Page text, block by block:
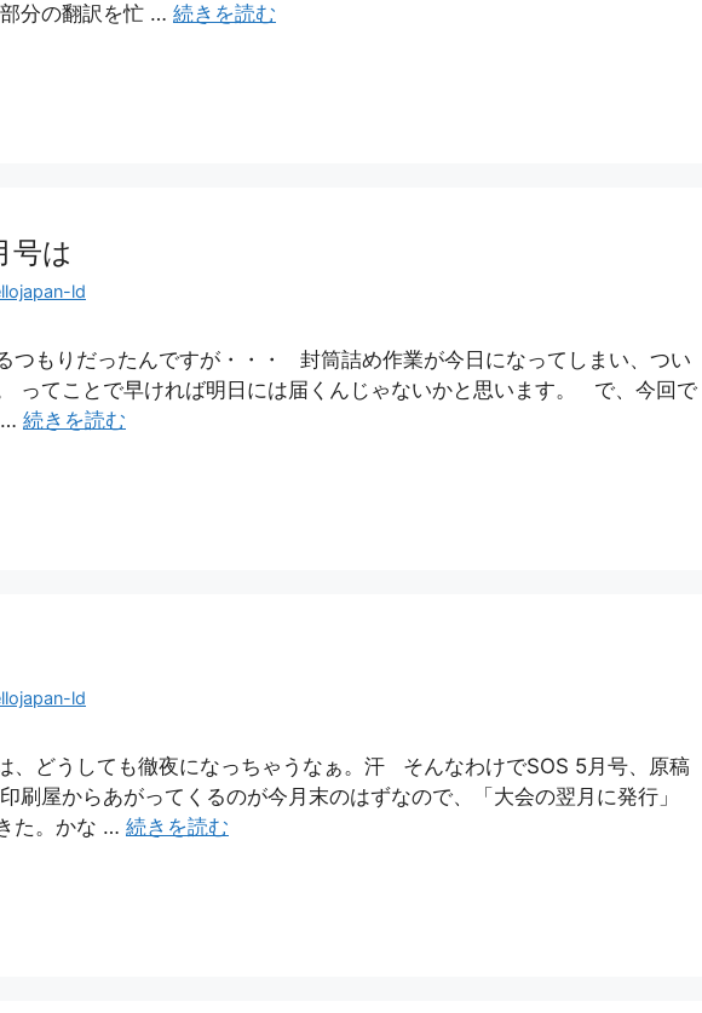
分の翻訳を忙 … 続きを読む
号は
ld
つもりだったんですが・・・ 封筒詰め作業が今日になってしまい、つい
ってことで早ければ明日には届くんじゃないかと思います。 で、今回で
… 続きを読む
ld
、どうしても徹夜になっちゃうなぁ。汗 そんなわけでSOS 5月号、原稿
刷屋からあがってくるのが今月末のはずなので、「大会の翌月に発行」
た。かな … 続きを読む